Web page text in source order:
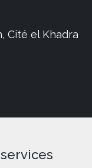
Cité el Khadra